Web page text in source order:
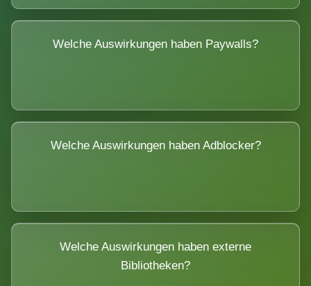
Welche Auswirkungen haben Paywalls?
Welche Auswirkungen haben Adblocker?
Welche Auswirkungen haben externe
Bibliotheken?